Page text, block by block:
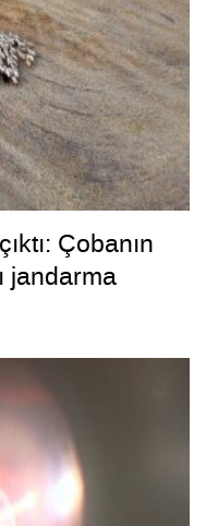
Çobanın
jandarma